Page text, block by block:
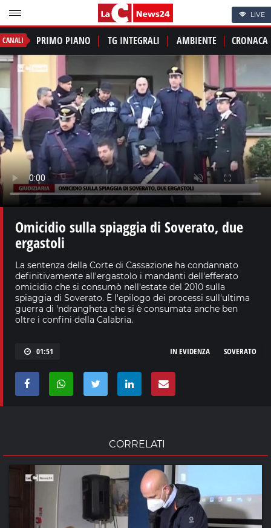
LIVE
CANALI PRIMO PIANO TG INTEGRALI AMBIENTE CRONACA
Omicidio sulla spiaggia di Soverato, due
ergastoli
La sentenza della Corte di Cassazione ha condannato
definitivamente all'ergastolo i mandanti dell'efferato
omicidio che si consumò nell'estate del 2010 sulla
spiaggia di Soverato. È l'epilogo dei processi sull'ultima
guerra di 'ndrangheta che si è consumata anche ben
oltre i confini della Calabria.
01:51 SOVERATO
IN EVIDENZA
CORRELATI